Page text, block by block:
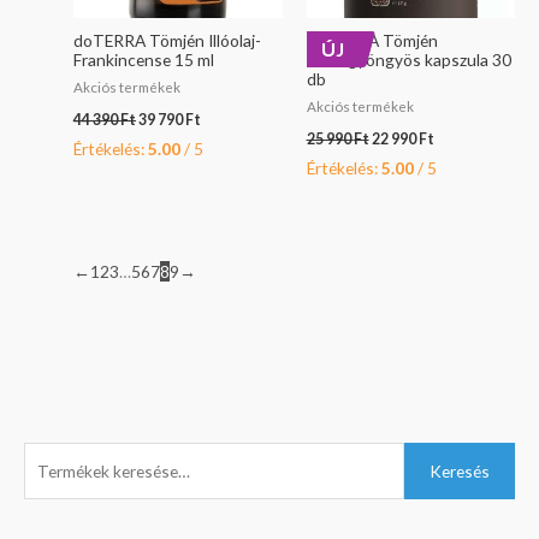
Keresés
doTERRA Tömjén Illóolaj-
Frankincense 15 ml
Akciós termékek
44 390Ft39 790Ft
Értékelés:5.00/ 5
ÚJ
doTERRA Tömjén
mikrogyöngyös kapszula 30
db
Akciós termékek
25 990Ft 22 990Ft
Értékelés:5.00/ 5
←1 23…56789→